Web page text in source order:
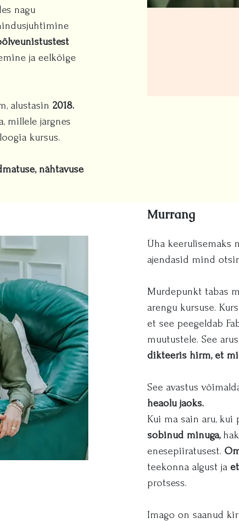
nagu
ja eelkõige
alustasin 2018.
millele järgnes
kursus.
nähtavuse
Murrang
Üha keerulisemaks
ajendasid mind
Murdepunkt tabas
arengu kursuse.
et see peegeldab
muutustele. See
dikteeris hirm, et
See avastus
heaolu jaoks.
Kui ma sain aru, kui
sobinud minuga,
enesepiiratusest.
teekonna algust ja
protsess.
Imago on saanud